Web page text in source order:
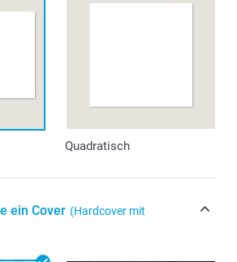
Quadratisch
ein Cover (Hardcover mit